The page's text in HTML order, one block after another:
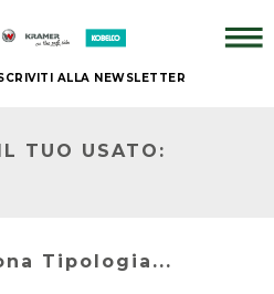
ALLA NEWSLETTER
TUO USATO:
Tipologia...